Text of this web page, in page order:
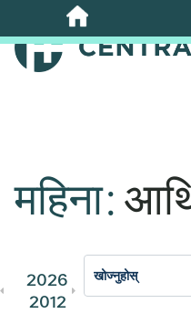
सामग्रीमा
जानुहोस्
महिना:
2026 2025
2012
2011